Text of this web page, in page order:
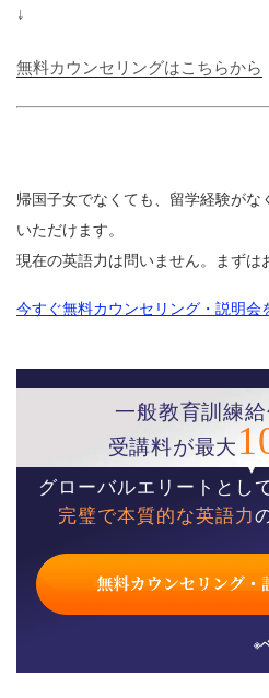
↓
無料カウンセリングはこちらから
帰国子女でなくても、留学経験がな
いただけます。
現在の英語力は問いません。まずは
今すぐ無料カウンセリング・説明会
一般教育訓練
受講料が最大
グローバルエリートとし
完璧で本質的な英語力
※